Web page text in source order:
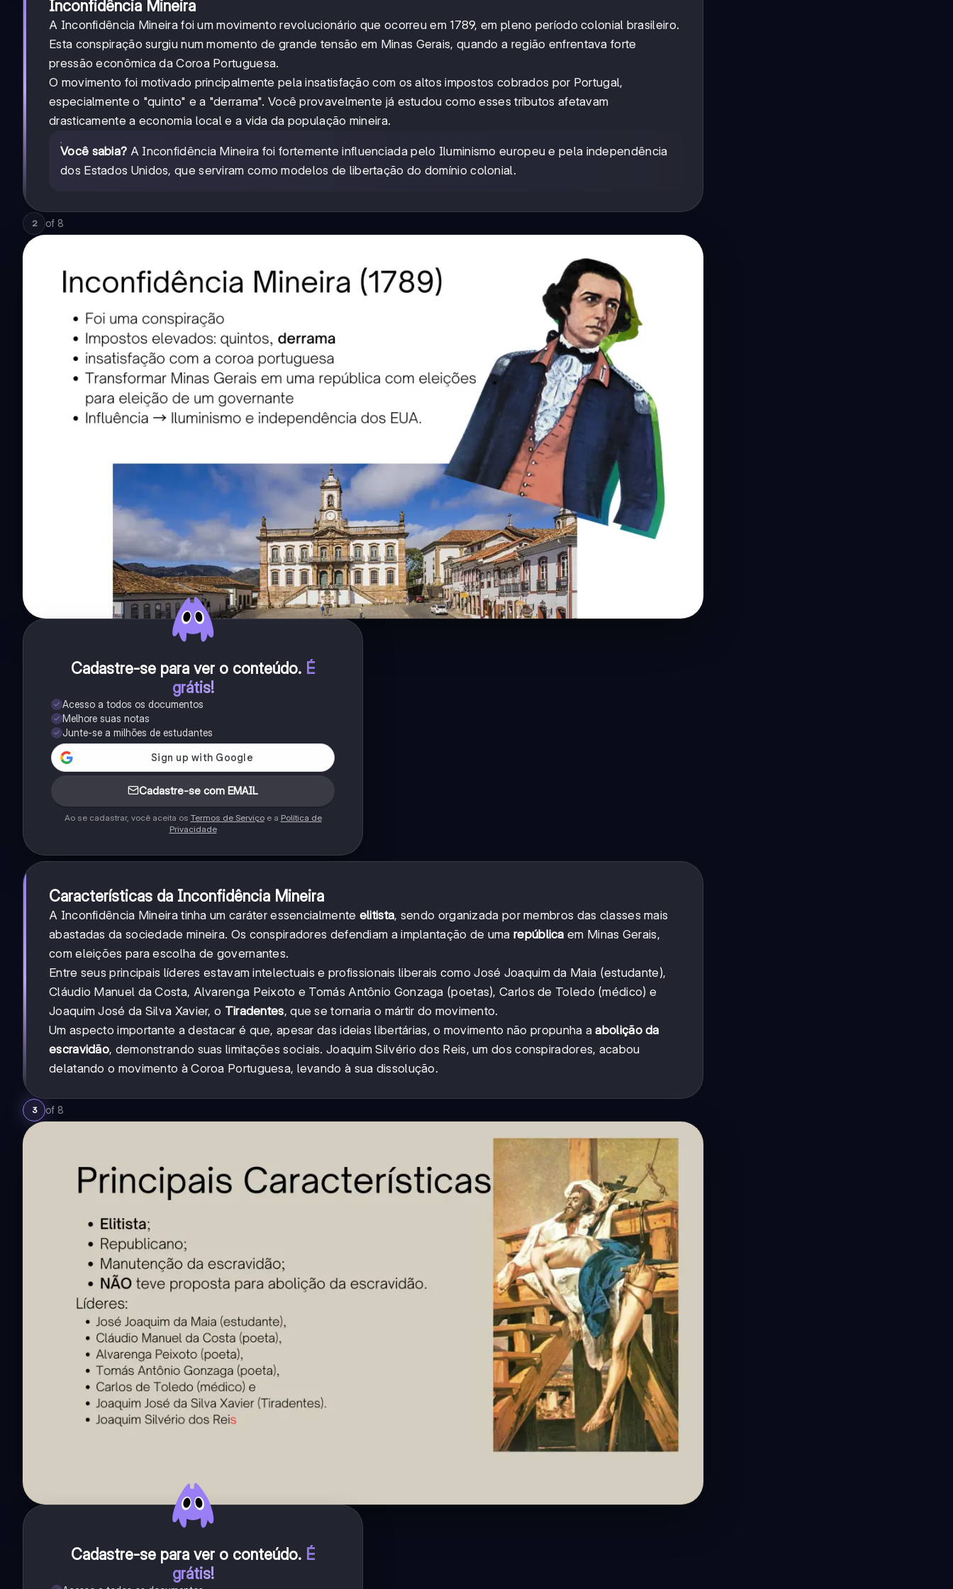
Inconfidência Mineira
A Inconfidência Mineira foi um movimento revolucionário que ocorreu em 1789, em pleno período colonial brasileiro.
Esta conspiração surgiu num momento de grande tensão em Minas Gerais, quando a região enfrentava forte
pressão econômica da Coroa Portuguesa.
O movimento foi motivado principalmente pela insatisfação com os altos impostos cobrados por Portugal,
especialmente o "quinto" e a "derrama". Você provavelmente já estudou como esses tributos afetavam
drasticamente a economia local e a vida da população mineira.
Você sabia? A Inconfidência Mineira foi fortemente influenciada pelo Iluminismo europeu e pela independência
dos Estados Unidos, que serviram como modelos de libertação do domínio colonial.
2 of 8
Cadastre-se para ver o conteúdo. É
grátis!
Acesso a todos os documentos
Melhore suas notas
Junte-se a milhões de estudantes
Cadastre-se com EMAIL
Ao se cadastrar, você aceita os Termos de Serviçoe a Política de
Privacidade
Características da Inconfidência Mineira
A Inconfidência Mineira tinha um caráter essencialmente elitista, sendo organizada por membros das classes mais
abastadas da sociedade mineira. Os conspiradores defendiam a implantação de uma república em Minas Gerais,
com eleições para escolha de governantes.
Entre seus principais líderes estavam intelectuais e profissionais liberais como José Joaquim da Maia (estudante),
Cláudio Manuel da Costa, Alvarenga Peixoto e Tomás Antônio Gonzaga (poetas), Carlos de Toledo (médico) e
Joaquim José da Silva Xavier, o Tiradentes, que se tornaria o mártir do movimento.
Um aspecto importante a destacar é que, apesar das ideias libertárias, o movimento não propunha aabolição da
escravidão, demonstrando suas limitações sociais. Joaquim Silvério dos Reis, um dos conspiradores, acabou
delatando o movimento à Coroa Portuguesa, levando à sua dissolução.
3 of 8
Cadastre-se para ver o conteúdo. É
grátis!